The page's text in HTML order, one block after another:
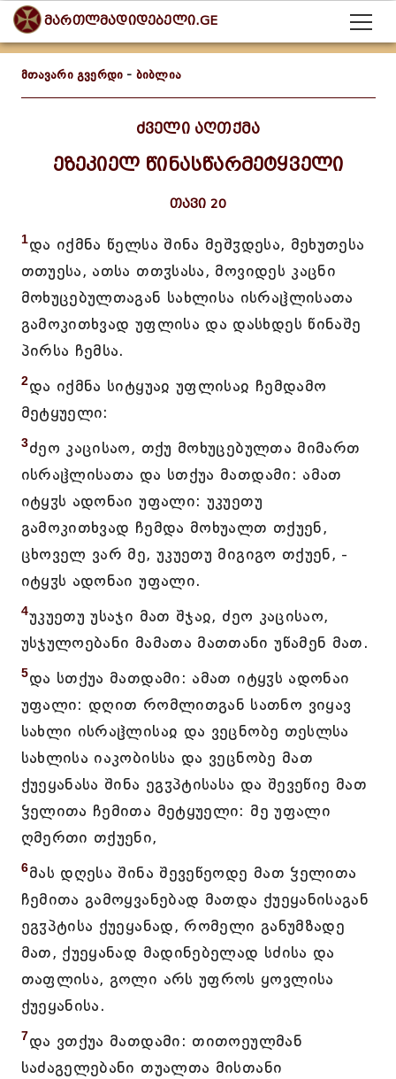
მართლმადიდებელი.GE
მთავარი გვერდი - ბიბლია
ძველი აღთქმა
ეზეკიელ წინასწარმეტყველი
თავი 20
1და იქმნა წელსა შინა მეშჳდესა, მეხუთესა
თთუესა, ათსა თთჳსასა, მოვიდეს კაცნი
მოხუცებულთაგან სახლისა ისრაჱლისათა
გამოკითხვად უფლისა და დასხდეს წინაშე
პირსა ჩემსა.
2და იქმნა სიტყუაჲ უფლისაჲ ჩემდამო
მეტყუელი:
3ძეო კაცისაო, თქუ მოხუცებულთა მიმართ
ისრაჱლისათა და სთქუა მათდამი: ამათ
იტყჳს ადონაი უფალი: უკუეთუ
გამოკითხვად ჩემდა მოხუალთ თქუენ,
ცხოველ ვარ მე, უკუეთუ მიგიგო თქუენ, -
იტყჳს ადონაი უფალი.
4უკუეთუ უსაჯი მათ შჯაჲ, ძეო კაცისაო,
უსჯულოებანი მამათა მათთანი უწამენ მათ.
5და სთქუა მათდამი: ამათ იტყჳს ადონაი
უფალი: დღით რომლითგან სათნო ვიყავ
სახლი ისრაჱლისაჲ და ვეცნობე თესლსა
სახლისა იაკობისსა და ვეცნობე მათ
ქუეყანასა შინა ეგჳპტისასა და შევეწიე მათ
ჴელითა ჩემითა მეტყუელი: მე უფალი
ღმერთი თქუენი,
6მას დღესა შინა შევეწეოდე მათ ჴელითა
ჩემითა გამოყვანებად მათდა ქუეყანისაგან
ეგჳპტისა ქუეყანად, რომელი განუმზადე
მათ, ქუეყანად მადინებელად სძისა და
თაფლისა, გოლი არს უფროს ყოვლისა
ქუეყანისა.
7და ვთქუა მათდამი: თითოეულმან
საძაგელებანი თუალთა მისთანი